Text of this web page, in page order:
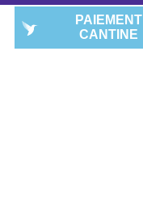
PAIEMENT
CANTINE